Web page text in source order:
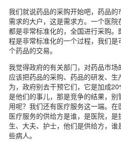
我们就说药品的采购开始吧，药品
需求的大户，这是需求方。一个医
都是非常标准化的，全国进行采购
程是非常标准化的一个过程，我们
个药品的交易。
我觉得政府的有关部门，对药品市场
应该把药品的采购、药品的研发、
为，政府别去干预它们，它是加成
是他们的事儿，那是竞争的结果，
用呢？我们还有医疗服务这一端。
医疗服务的供给方是谁，是医院，
生、大夫、护士，他们是供给方，
些病人。